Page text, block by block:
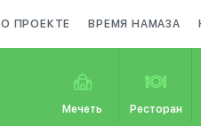
О ПРОЕКТЕ ВРЕМЯ НАМАЗА
Мечеть Ресторан